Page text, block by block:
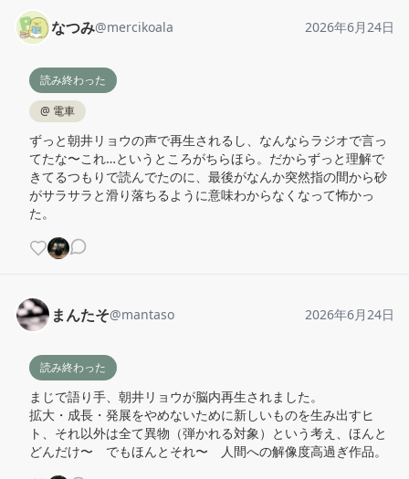
なつみ@mercikoala 2026年6月24日
読み終わった
@ 電車
ずっと朝井リョウの声で再生されるし、なんならラジオで言っ
てたな〜これ…というところがちらほら。だからずっと理解で
きてるつもりで読んでたのに、最後がなんか突然指の間から砂
がサラサラと滑り落ちるように意味わからなくなって怖かっ
た。
まんたそ@mantaso 2026年6月24日
読み終わった
まじで語り手、朝井リョウが脳内再生されました。
拡大・成長・発展をやめないために新しいものを生み出すヒ
ト、それ以外は全て異物（弾かれる対象）という考え、ほんと
どんだけ〜　でもほんとそれ〜　人間への解像度高過ぎ作品。